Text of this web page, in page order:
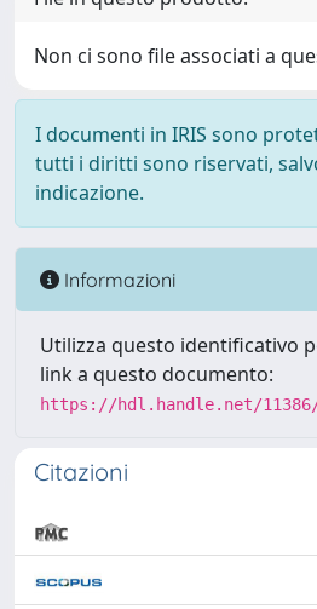
Non ci sono file associati a
I documenti in IRIS sono
tutti i diritti sono riservati,
indicazione.
Informazioni
Utilizza questo identificativo
link a questo documento:
https://hdl.handle.net/11386/
Citazioni